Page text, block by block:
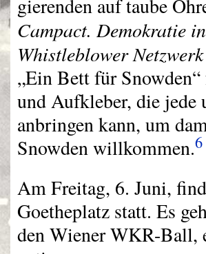
gierenden auf taube
Campact. Demokratie
Whistleblower Netzwerk
„Ein Bett für
und Aufkleber, die jede
anbringen kann, um
Snowden willkommen.6
Am Freitag, 6. Juni,
Goetheplatz statt. Es
den WienerWKR-Ball,